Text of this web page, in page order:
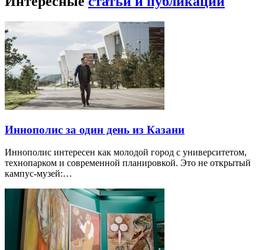
Иннополис за один день из Казани
Иннополис интересен как молодой город с университетом,
технопарком и современной планировкой. Это не открытый
кампус-музей:…